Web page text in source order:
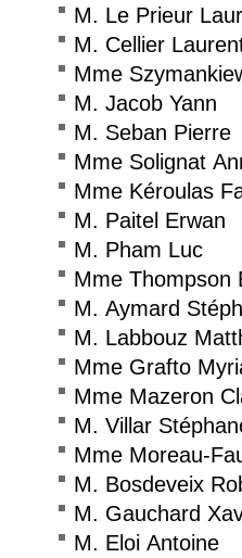
M. Le Prieur
M. Cellier
Mme
M. Jacob Yann
M. Seban Pierre
Mme Solignat
Mme Kéroulas
M. Paitel Erwan
M. Pham Luc
Mme Thompson
M. Aymard
M. Labbouz
Mme Grafto
Mme Mazeron
M. Villar
Mme Moreau-
M. Bosdeveix
M. Gauchard
M. Eloi Antoine